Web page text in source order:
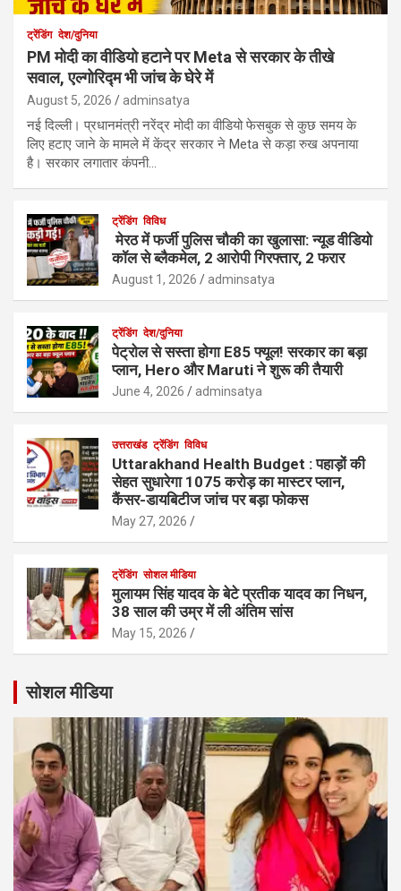
ट्रेंडिंग देश/दुनिया
PM मोदी का वीडियो हटाने पर Meta से सरकार के तीखे
सवाल, एल्गोरिद्म भी जांच के घेरे में
August 5, 2026 adminsatya
नई दिल्ली। प्रधानमंत्री नरेंद्र मोदी का वीडियो फेसबुक से कुछ समय के
लिए हटाए जाने के मामले में केंद्र सरकार ने Meta से कड़ा रुख अपनाया
है। सरकार लगातार कंपनी…
ट्रेंडिंग विविध
मेरठ में फर्जी पुलिस चौकी का खुलासा: न्यूड वीडियो
कॉल से ब्लैकमेल, 2 आरोपी गिरफ्तार, 2 फरार
August 1, 2026 adminsatya
ट्रेंडिंग देश/दुनिया
पेट्रोल से सस्ता होगा E85 फ्यूल! सरकार का बड़ा
प्लान, Hero और Maruti ने शुरू की तैयारी
June 4, 2026 adminsatya
उत्तराखंड ट्रेंडिंग विविध
Uttarakhand Health Budget : पहाड़ों की
सेहत सुधारेगा 1075 करोड़ का मास्टर प्लान,
कैंसर-डायबिटीज जांच पर बड़ा फोकस
May 27, 2026
ट्रेंडिंग सोशल मीडिया
मुलायम सिंह यादव के बेटे प्रतीक यादव का निधन,
38 साल की उम्र में ली अंतिम सांस
May 15, 2026
सोशल मीडिया